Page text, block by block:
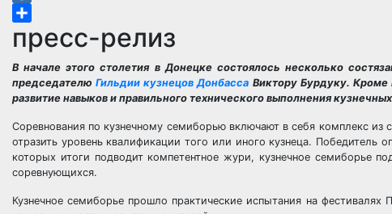
Mail.Ru
Отправить
пресс-релиз
В начале этого столетия в Донецке состоялось несколько
председателюГильдии кузнецов Донбасса Виктору Бурдуку. Кроме
развитие навыков и правильного технического выполнения
Соревнования по кузнечному семиборью включают в себя комплекс
отразить уровень квалификации того или иного кузнеца.
которых итоги подводит компетентное жури, кузнечное семиборье
соревнующихся.
Кузнечное семиборье прошло практические испытания на